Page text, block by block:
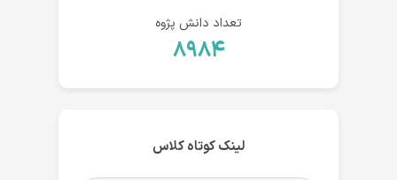
تعداد دانش پژوه
۸۹۸۴
لینک کوتاه کلاس